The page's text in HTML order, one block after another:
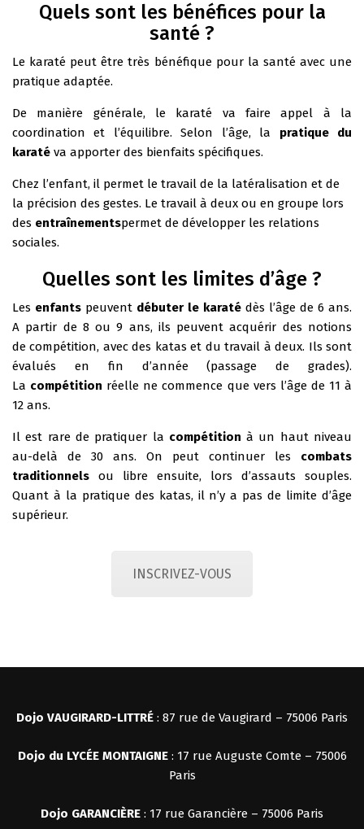
Quels sont les bénéfices pour la
santé ?
Le karaté peut être très bénéfique pour la santé avec une
pratique adaptée.
De manière générale, le karaté va faire appel à la
coordination et l’équilibre. Selon l’âge, la pratique du
karaté va apporter des bienfaits spécifiques.
Chez l’enfant, il permet le travail de la latéralisation et de
la précision des gestes. Le travail à deux ou en groupe lors
des entraînementspermet de développer les relations
sociales.
Quelles sont les limites d’âge ?
Les enfants peuvent débuter le karaté dès l’âge de 6 ans.
A partir de 8 ou 9 ans, ils peuvent acquérir des notions
de compétition, avec des katas et du travail à deux. Ils sont
évalués en fin d’année (passage de grades).
La compétition réelle ne commence que vers l’âge de 11 à
12 ans.
Il est rare de pratiquer la compétition à un haut niveau
au-delà de 30 ans. On peut continuer les combats
traditionnels ou libre ensuite, lors d’assauts souples.
Quant à la pratique des katas, il n’y a pas de limite d’âge
supérieur.
INSCRIVEZ-VOUS
Dojo VAUGIRARD-LITTRÉ : 87 rue de Vaugirard – 75006 Paris
Dojo du LYCÉE MONTAIGNE : 17 rue Auguste Comte – 75006
Paris
Dojo GARANCIÈRE : 17 rue Garancière – 75006 Paris